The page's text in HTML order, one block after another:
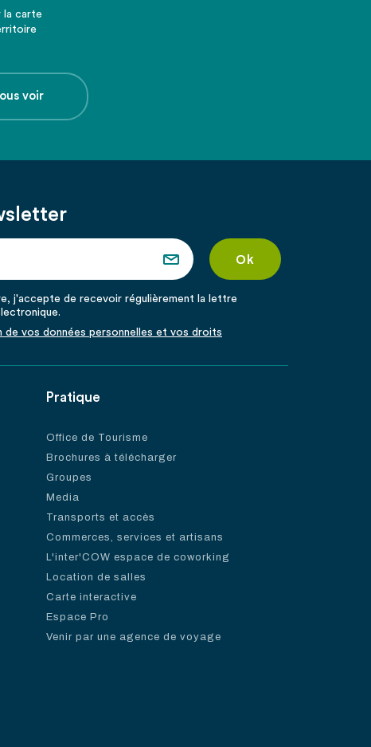
la carte
voir
j'accepte de recevoir régulièrement la lettre
de vos données personnelles et vos droits
Pratique
Office de Tourisme
Brochures à télécharger
Groupes
Media
Transports et accès
Commerces, services et artisans
L'inter'COW espace de coworking
Location de salles
Carte interactive
Espace Pro
Venir par une agence de voyage